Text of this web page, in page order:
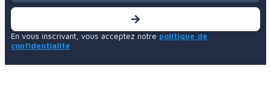
En vous inscrivant, vous acceptez notre politique de
confidentialité